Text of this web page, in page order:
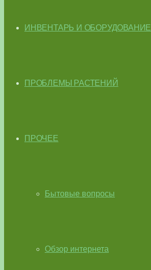
ИНВЕНТАРЬ И ОБОРУДОВАНИЕ
ПРОБЛЕМЫ РАСТЕНИЙ
ПРОЧЕЕ
Бытовые вопросы
Обзор интернета